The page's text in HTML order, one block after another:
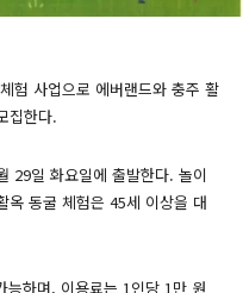
험 사업으로 에버랜드와 충주 활
집한다.
29일 화요일에 출발한다. 놀이
옥 동굴 체험은 45세 이상을 대
능하며, 이용료는 1인당 1만 원